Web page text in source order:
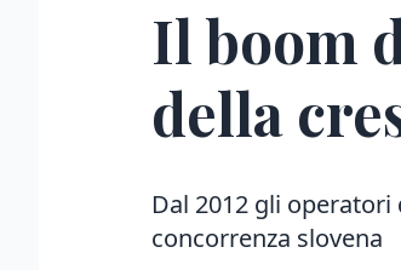
Il boom
della
Dal 2012 gli
concorrenza slovena